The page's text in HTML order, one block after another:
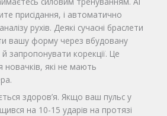
присідання, і автоматично
рухів. Деякі сучасні браслети
вашу форму через вбудовану
запропонувати корекції. Це
новачків, які не мають
здоров’я. Якщо ваш пульс у
на 10-15 ударів на протязі